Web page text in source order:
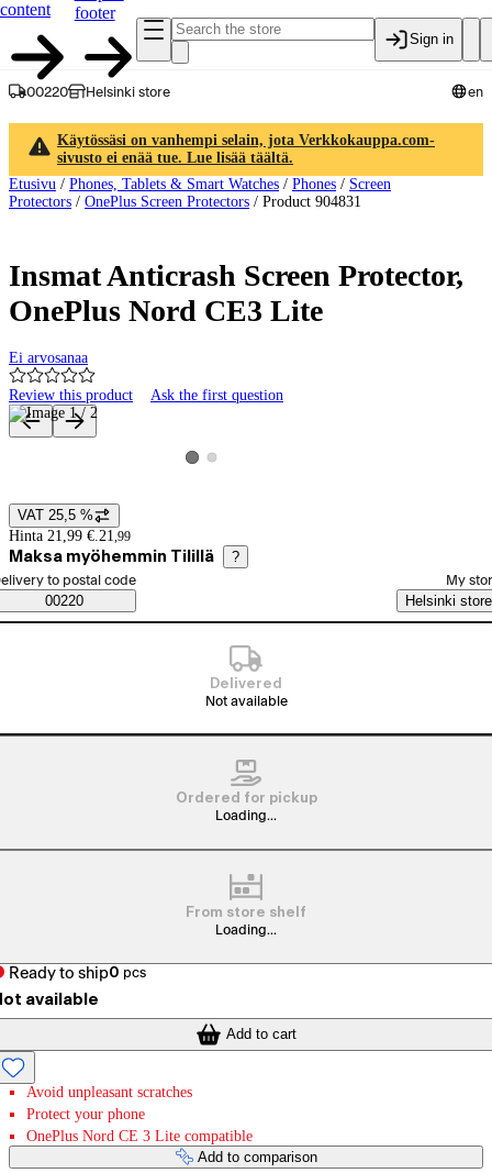
content
footer
Sign in
00220 Helsinki store en
Käytössäsi on vanhempi selain, jota Verkkokauppa.com-
sivusto ei enää tue. Lue lisää täältä.
Etusivu / Phones, Tablets & Smart Watches / Phones / Screen
Protectors / OnePlus Screen Protectors / Product 904831
Insmat Anticrash Screen Protector,
OnePlus Nord CE3 Lite
Ei arvosanaa
Review this product Ask the first question
Product images and videos
View product image 1
View product image 2
Price details
VAT 25,5 %
Hinta 21,99 €. 21 ,99
Maksa myöhemmin Tilillä ?
Saatavuustiedot
order method
to postal code
00220
My
Helsinki store
Delivered
Not available
Ordered for pickup
Loading...
From store shelf
Loading...
Ready to ship0 pcs
available
Add to cart
Avoid unpleasant scratches
Protect your phone
OnePlus Nord CE 3 Lite compatible
Add to comparison